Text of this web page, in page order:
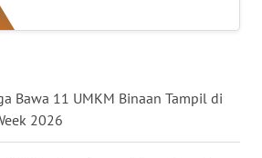
Bawa 11 UMKM Binaan Tampil di
2026